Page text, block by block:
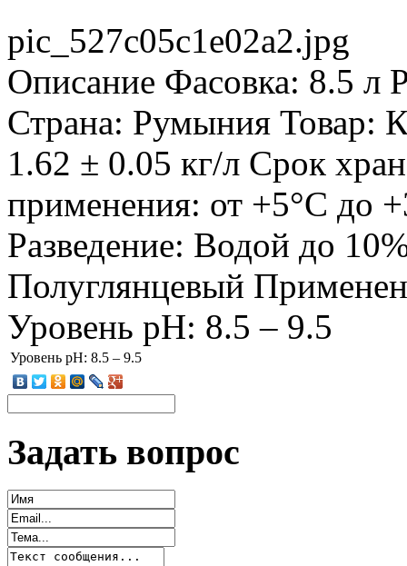
pic_527c05c1e02a2.jpg
Описание Фасовка: 8.5 л
Страна: Румыния Товар:
1.62 ± 0.05 кг/л Срок
применения: от +5°С до
Разведение: Водой до
Полуглянцевый
Уровень pH: 8.5 – 9.5
Уровень pH: 8.5 – 9.5
Задать вопрос